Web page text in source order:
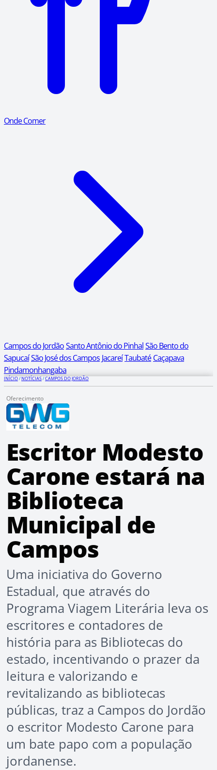
Onde Comer
Campos do JordãoSanto Antônio do PinhalSão Bento do
SapucaíSão José dos Campos JacareíTaubaté Caçapava
Pindamonhangaba
INÍCIO/NOTÍCIAS/CAMPOS DO JORDÃO
Oferecimento
Escritor Modesto
Carone estará na
Biblioteca
Municipal de
Campos
Uma iniciativa do Governo
Estadual, que através do
Programa Viagem Literária leva os
escritores e contadores de
história para as Bibliotecas do
estado, incentivando o prazer da
leitura e valorizando e
revitalizando as bibliotecas
públicas, traz a Campos do Jordão
o escritor Modesto Carone para
um bate papo com a população
jordanense.